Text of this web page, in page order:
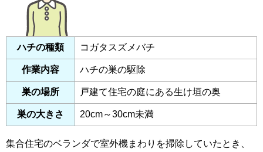
ハチの種類 コガタスズメバチ
作業内容 ハチの巣の駆除
巣の場所 戸建て住宅の庭にある生け垣の奥
巣の大きさ 20cm～30cm未満
集合住宅のベランダで室外機まわりを掃除していたとき、